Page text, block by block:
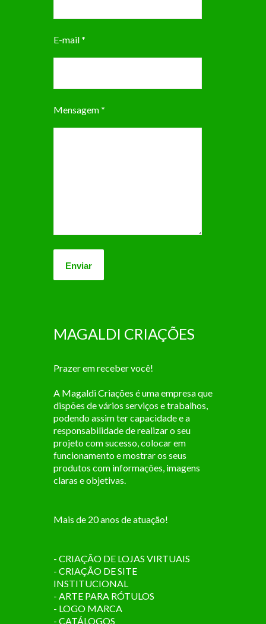
E-mail *
Mensagem *
MAGALDI CRIAÇÕES
Prazer em receber você!
A Magaldi Criações é uma empresa que
dispões de vários serviços e trabalhos,
podendo assim ter capacidade e a
responsabilidade de realizar o seu
projeto com sucesso, colocar em
funcionamento e mostrar os seus
produtos com informações, imagens
claras e objetivas.
Mais de 20 anos de atuação!
- CRIAÇÃO DE LOJAS VIRTUAIS
- CRIAÇÃO DE SITE
INSTITUCIONAL
- ARTE PARA RÓTULOS
- LOGO MARCA
- CATÁLOGOS